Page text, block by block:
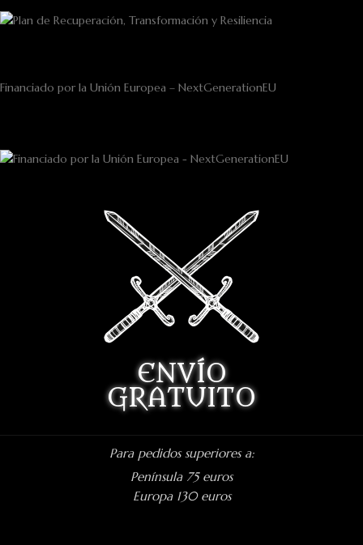
Financiado por la Unión Europea – NextGenerationEU
ENVÍO
GRATUITO
Para pedidos superiores a:
Península 75 euros
Europa 130 euros